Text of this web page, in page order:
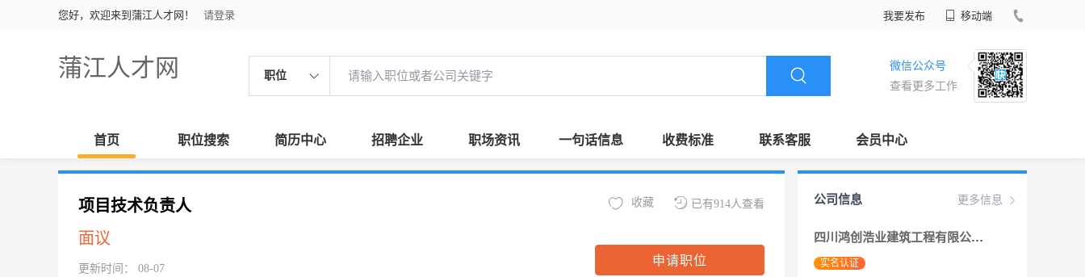
您好，欢迎来到蒲江人才网！ 请登录 我要发布 移动端
蒲江人才网 职位
微信公众号
查看更多工作
首页 职位搜索 简历中心 招聘企业 职场资讯 一句话信息 收费标准 联系客服 会员中心
项目技术负责人
面议
更新时间： 08-07
已有914人查看
收藏
申请职位
更多信息
公司信息
四川鸿创浩业建筑工程有限公司
实名认证